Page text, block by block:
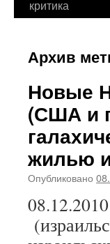
критика
Архив
Новые
(США и
жилью
Опубликовано